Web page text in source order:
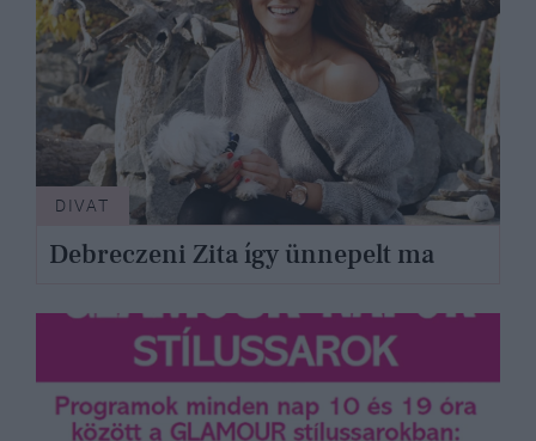
DIVAT
Debreczeni Zita így ünnepelt ma